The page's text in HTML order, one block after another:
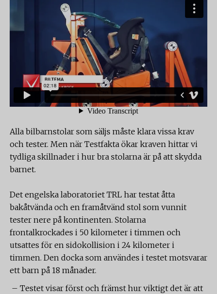
Alla bilbarnstolar som säljs måste klara vissa krav
och tester. Men när Testfakta ökar kraven hittar vi
tydliga skillnader i hur bra stolarna är på att skydda
barnet.
Det engelska laboratoriet TRL har testat åtta
bakåtvända och en framåtvänd stol som vunnit
tester nere på kontinenten. Stolarna
frontalkrockades i 50 kilometer i timmen och
utsattes för en sidokollision i 24 kilometer i
timmen. Den docka som användes i testet motsvarar
ett barn på 18 månader.
– Testet visar först och främst hur viktigt det är att